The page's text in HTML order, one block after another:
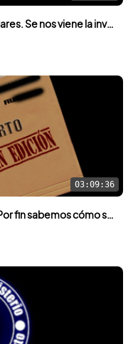
OnlyFans. Objetos interestelares. Se nos viene la invasión extraterrestre.
03:09:36
Tertulias sin edición Vol 534. Por fin sabemos cómo se construyeron las pirámides de Egipto.